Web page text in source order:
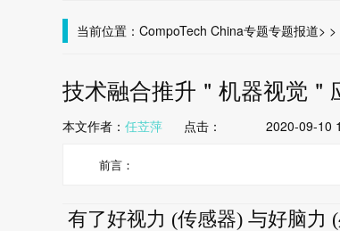
大数据/
当前位置： CompoTech China >
专题 >
专题报道
技术融合推升＂机器视觉＂
本文作者： 任苙萍点击： 2020-09-10
前言：
有了好视力 (传感器) 与好脑力